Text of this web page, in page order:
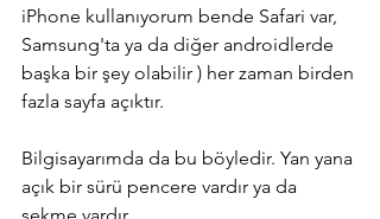
iPhone kullanıyorum bende Safari var,
Samsung'ta ya da diğer androidlerde
başka bir şey olabilir ) her zaman birden
fazla sayfa açıktır.
Bilgisayarımda da bu böyledir. Yan yana
açık bir sürü pencere vardır ya da
sekme vardır.